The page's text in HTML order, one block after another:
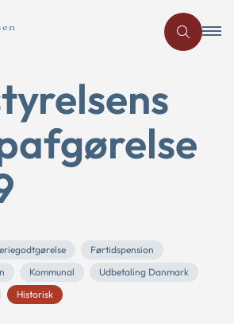
Førtidspension
Kommunal
Udbetaling Danmark
Historisk